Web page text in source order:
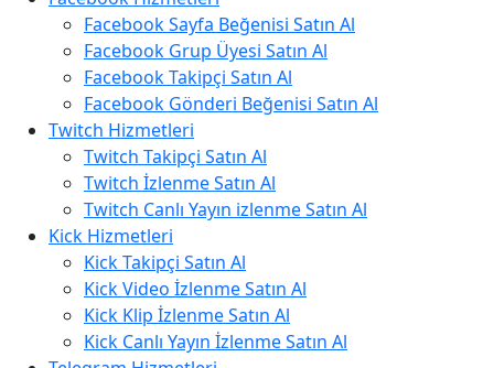
Facebook Sayfa Beğenisi Satın Al
Facebook Grup Üyesi Satın Al
Facebook Takipçi Satın Al
Facebook Gönderi Beğenisi Satın Al
Twitch Hizmetleri
Twitch Takipçi Satın Al
Twitch İzlenme Satın Al
Twitch Canlı Yayın izlenme Satın Al
Kick Hizmetleri
Kick Takipçi Satın Al
Kick Video İzlenme Satın Al
Kick Klip İzlenme Satın Al
Kick Canlı Yayın İzlenme Satın Al